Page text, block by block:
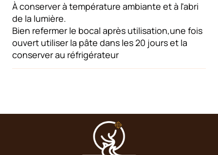
À conserver à température ambiante et à l'abri
de la lumière.
Bien refermer le bocal après utilisation,une fois
ouvert utiliser la pâte dans les 20 jours et la
conserver au réfrigérateur